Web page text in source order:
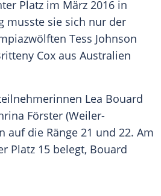
Platz im März 2016 in
musste sie sich nur der
Tess Johnson
Cox aus Australien
Lea Bouard
Förster (Weiler-
auf die Ränge 21 und 22. Am
Platz 15 belegt, Bouard